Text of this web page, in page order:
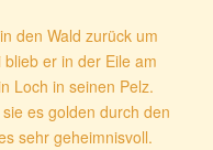
den Wald zurück um
er in der Eile am
Loch in seinen Pelz.
es golden durch den
sehr geheimnisvoll.